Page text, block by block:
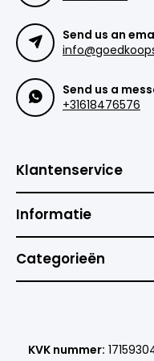
Send us an
Send us a
+31618476576
Klantenservice
Informatie
Categorieën
KVK nummer: